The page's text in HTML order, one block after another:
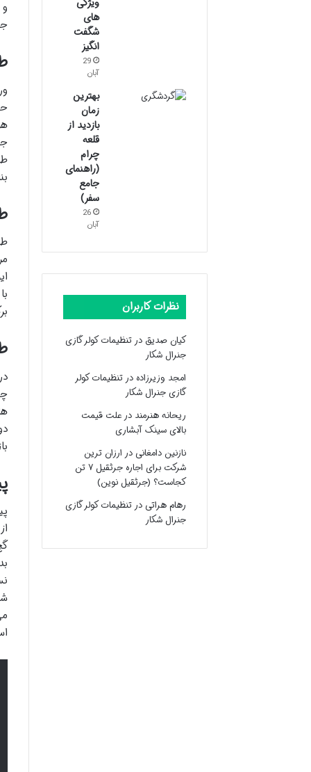
های
شگفت
انگیز
29
آبان
بهترین
زمان
بازدید از
قلعه
چرام
(راهنمای
جامع
سفر)
26
آبان
نظرات کاربران
کیان صدیق درتنظیمات کولر گازی
جنرال شکار
امجد وزیرزاده درتنظیمات کولر
گازی جنرال شکار
ریحانه هنرمند درعلت قیمت
بالای سینک آبشاری
نازنین دامغانیدر ارزان ترین
شرکت برای اجاره جرثقیل ۷ تن
کجاست؟ (جرثقیل نوین)
رهام هراتیدرتنظیمات کولر گازی
جنرال شکار